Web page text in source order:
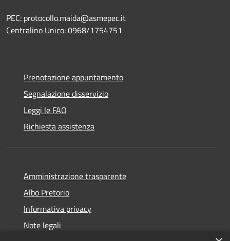
PEC: protocollo.maida@asmepec.it
Centralino Unico: 0968/1754751
Prenotazione appuntamento
Segnalazione disservizio
Leggi le FAQ
Richiesta assistenza
Amministrazione trasparente
Albo Pretorio
Informativa privacy
Note legali